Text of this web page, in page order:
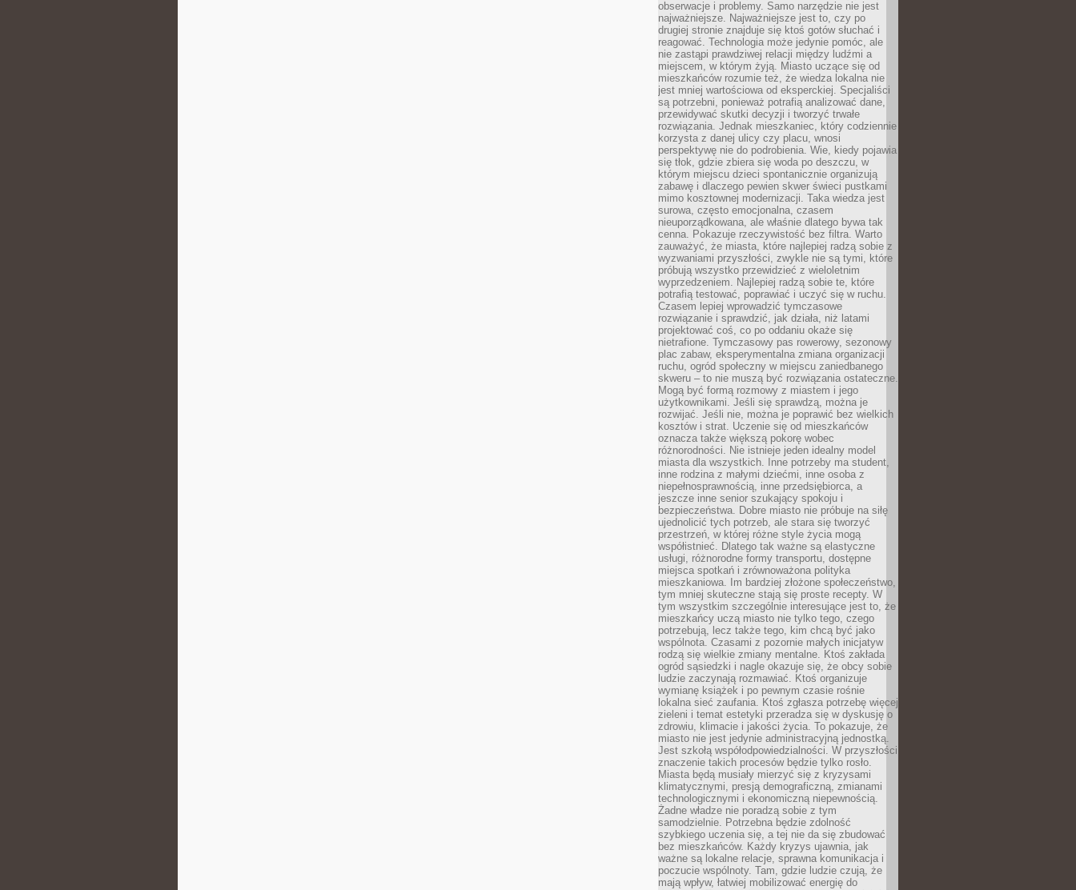
obserwacje i problemy. Samo narzędzie nie jest
najważniejsze. Najważniejsze jest to, czy po
drugiej stronie znajduje się ktoś gotów słuchać i
reagować. Technologia może jedynie pomóc, ale
nie zastąpi prawdziwej relacji między ludźmi a
miejscem, w którym żyją. Miasto uczące się od
mieszkańców rozumie też, że wiedza lokalna nie
jest mniej wartościowa od eksperckiej. Specjaliści
są potrzebni, ponieważ potrafią analizować dane,
przewidywać skutki decyzji i tworzyć trwałe
rozwiązania. Jednak mieszkaniec, który codziennie
korzysta z danej ulicy czy placu, wnosi
perspektywę nie do podrobienia. Wie, kiedy pojawia
się tłok, gdzie zbiera się woda po deszczu, w
którym miejscu dzieci spontanicznie organizują
zabawę i dlaczego pewien skwer świeci pustkami
mimo kosztownej modernizacji. Taka wiedza jest
surowa, często emocjonalna, czasem
nieuporządkowana, ale właśnie dlatego bywa tak
cenna. Pokazuje rzeczywistość bez filtra. Warto
zauważyć, że miasta, które najlepiej radzą sobie z
wyzwaniami przyszłości, zwykle nie są tymi, które
próbują wszystko przewidzieć z wieloletnim
wyprzedzeniem. Najlepiej radzą sobie te, które
potrafią testować, poprawiać i uczyć się w ruchu.
Czasem lepiej wprowadzić tymczasowe
rozwiązanie i sprawdzić, jak działa, niż latami
projektować coś, co po oddaniu okaże się
nietrafione. Tymczasowy pas rowerowy, sezonowy
plac zabaw, eksperymentalna zmiana organizacji
ruchu, ogród społeczny w miejscu zaniedbanego
skweru – to nie muszą być rozwiązania ostateczne.
Mogą być formą rozmowy z miastem i jego
użytkownikami. Jeśli się sprawdzą, można je
rozwijać. Jeśli nie, można je poprawić bez wielkich
kosztów i strat. Uczenie się od mieszkańców
oznacza także większą pokorę wobec
różnorodności. Nie istnieje jeden idealny model
miasta dla wszystkich. Inne potrzeby ma student,
inne rodzina z małymi dziećmi, inne osoba z
niepełnosprawnością, inne przedsiębiorca, a
jeszcze inne senior szukający spokoju i
bezpieczeństwa. Dobre miasto nie próbuje na siłę
ujednolicić tych potrzeb, ale stara się tworzyć
przestrzeń, w której różne style życia mogą
współistnieć. Dlatego tak ważne są elastyczne
usługi, różnorodne formy transportu, dostępne
miejsca spotkań i zrównoważona polityka
mieszkaniowa. Im bardziej złożone społeczeństwo,
tym mniej skuteczne stają się proste recepty. W
tym wszystkim szczególnie interesujące jest to, że
mieszkańcy uczą miasto nie tylko tego, czego
potrzebują, lecz także tego, kim chcą być jako
wspólnota. Czasami z pozornie małych inicjatyw
rodzą się wielkie zmiany mentalne. Ktoś zakłada
ogród sąsiedzki i nagle okazuje się, że obcy sobie
ludzie zaczynają rozmawiać. Ktoś organizuje
wymianę książek i po pewnym czasie rośnie
lokalna sieć zaufania. Ktoś zgłasza potrzebę więcej
zieleni i temat estetyki przeradza się w dyskusję o
zdrowiu, klimacie i jakości życia. To pokazuje, że
miasto nie jest jedynie administracyjną jednostką.
Jest szkołą współodpowiedzialności. W przyszłości
znaczenie takich procesów będzie tylko rosło.
Miasta będą musiały mierzyć się z kryzysami
klimatycznymi, presją demograficzną, zmianami
technologicznymi i ekonomiczną niepewnością.
Żadne władze nie poradzą sobie z tym
samodzielnie. Potrzebna będzie zdolność
szybkiego uczenia się, a tej nie da się zbudować
bez mieszkańców. Każdy kryzys ujawnia, jak
ważne są lokalne relacje, sprawna komunikacja i
poczucie wspólnoty. Tam, gdzie ludzie czują, że
mają wpływ, łatwiej mobilizować energię do